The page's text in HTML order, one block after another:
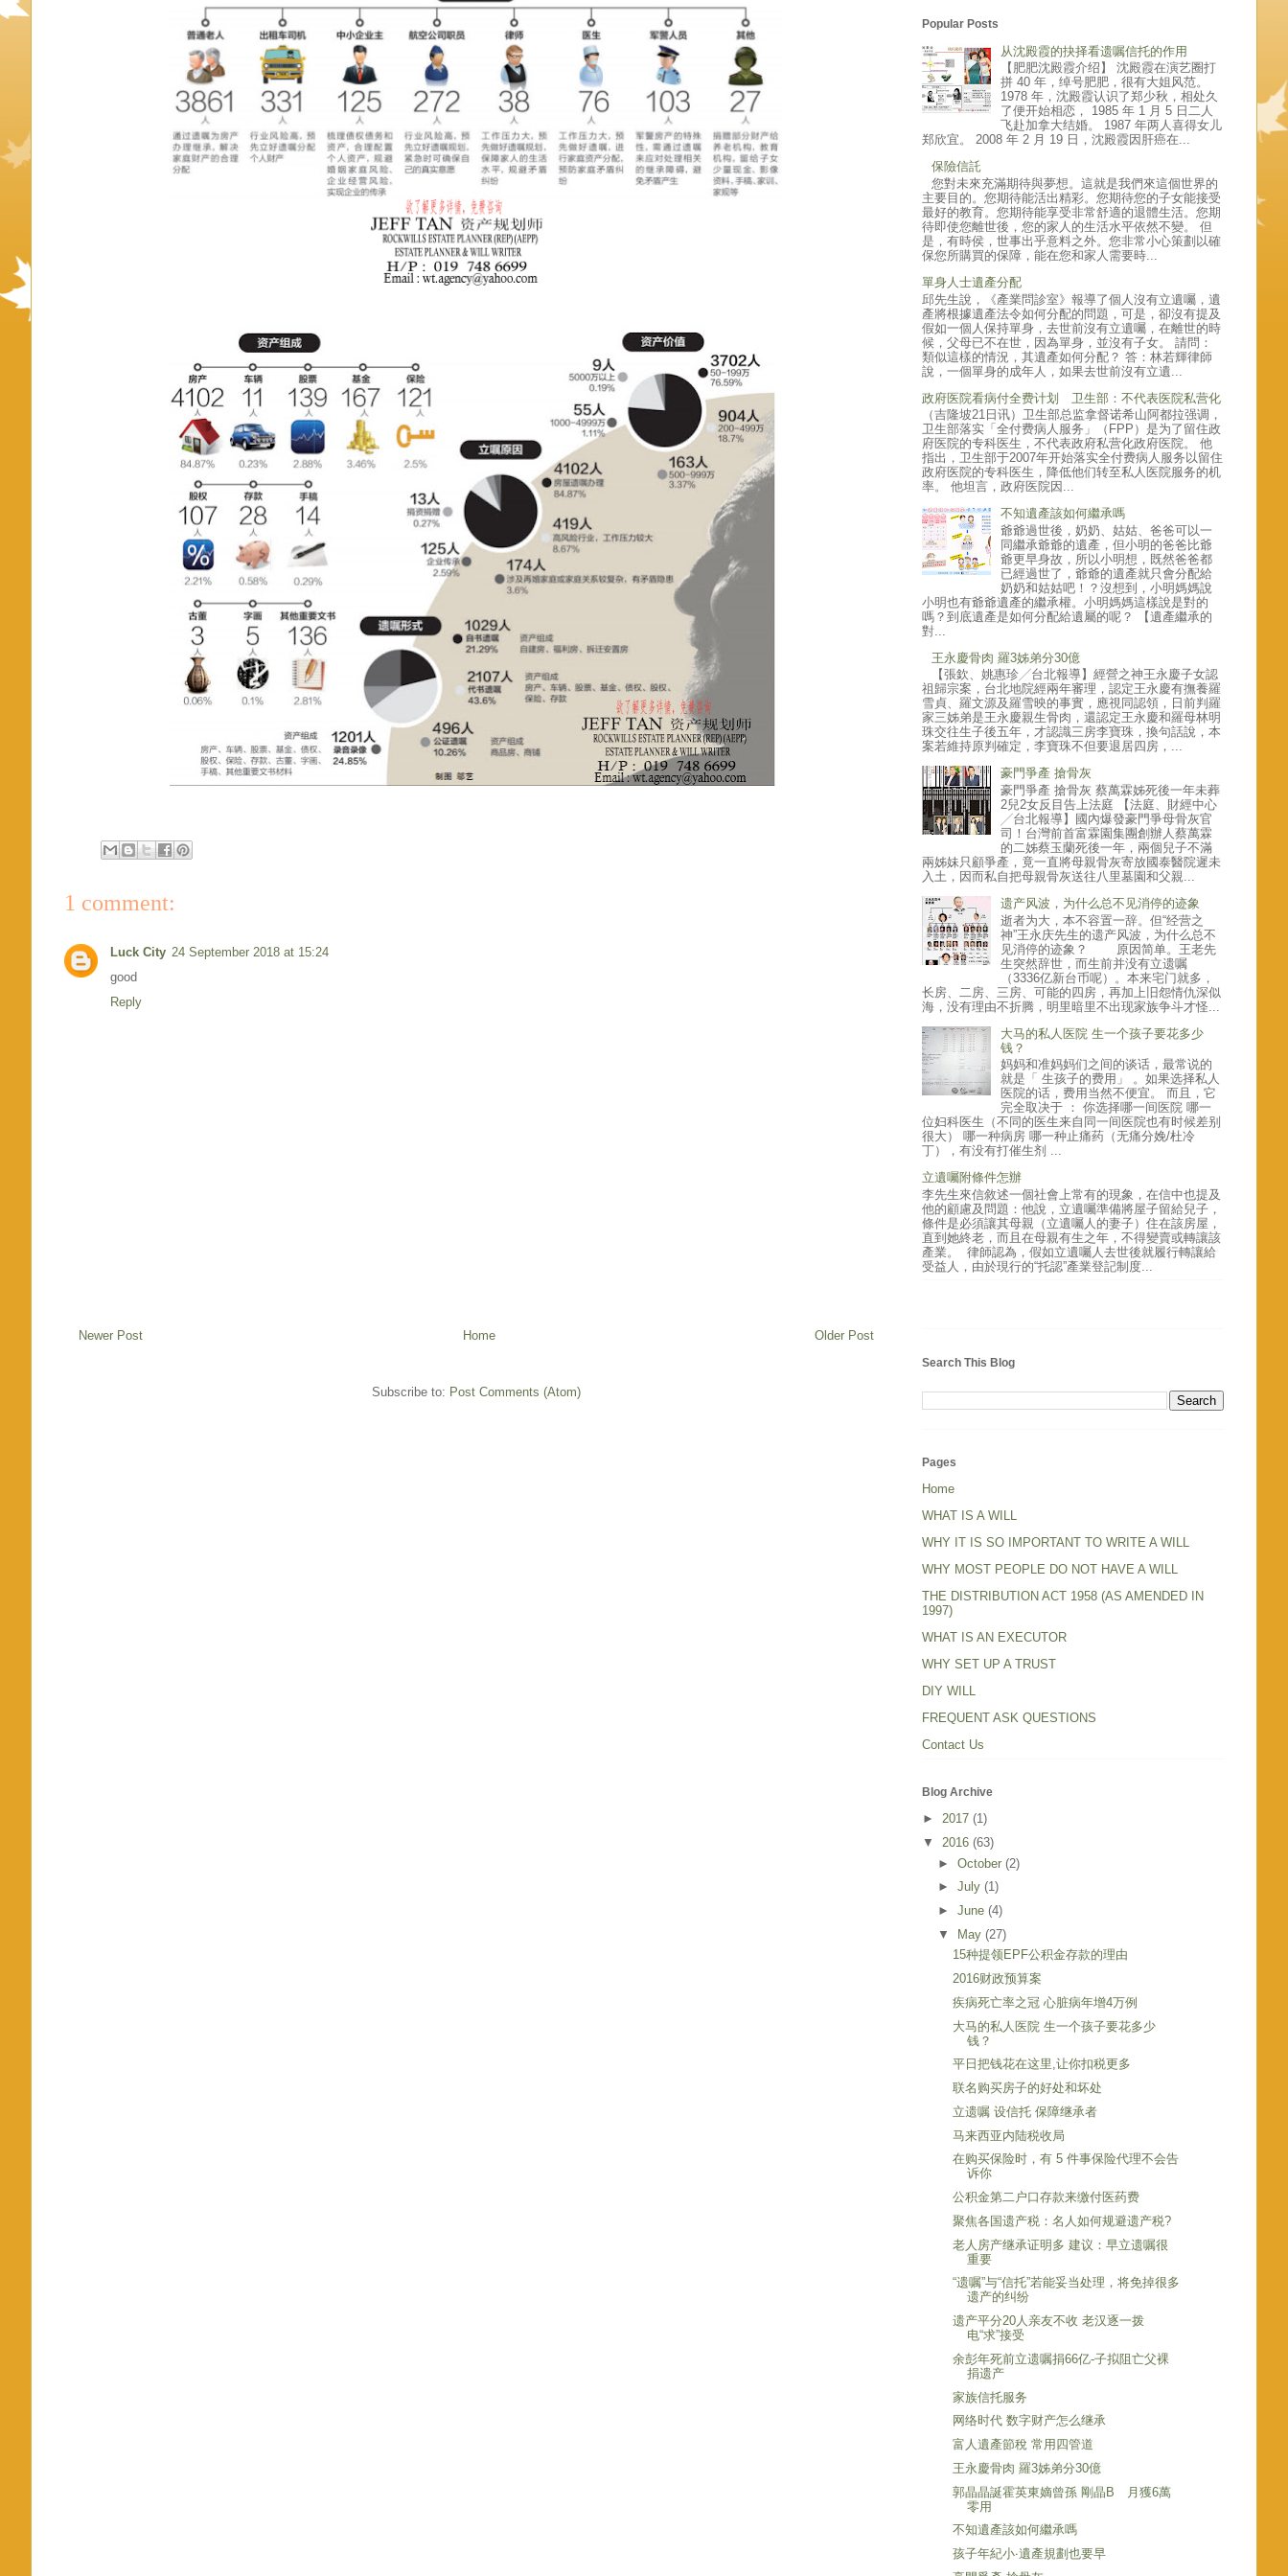
1 comment:
Luck City 24 September 2018 at 15:24
good
Reply
Newer Post Older Post
Home
Subscribe to: Post Comments (Atom)
Popular Posts
从沈殿霞的抉择看遗嘱信托的作用
【肥肥沈殿霞介绍】 沈殿霞在演艺圈打
拼 40 年，绰号肥肥，很有大姐风范。
1978 年，沈殿霞认识了郑少秋，相处久
了便开始相恋， 1985 年 1 月 5 日二人
飞赴加拿大结婚。 1987 年两人喜得女儿
郑欣宜。 2008 年 2 月 19 日，沈殿霞因肝癌在...
保險信託
您對未來充滿期待與夢想。這就是我們來這個世界的
主要目的。您期待能活出精彩。您期待您的子女能接受
最好的教育。您期待能享受非常舒適的退體生活。您期
待即使您離世後，您的家人的生活水平依然不變。 但
是，有時侯，世事出乎意料之外。您非常小心策劃以確
保您所購買的保障，能在您和家人需要時...
單身人士遺產分配
邱先生說，《產業問診室》報導了個人沒有立遺囑，遺
產將根據遺產法令如何分配的問題，可是，卻沒有提及
假如一個人保持單身，去世前沒有立遺囑，在離世的時
候，父母已不在世，因為單身，並沒有子女。 請問：
類似這樣的情況，其遺產如何分配？ 答：林若輝律師
說，一個單身的成年人，如果去世前沒有立遺...
政府医院看病付全费计划 卫生部：不代表医院私营化
（吉隆坡21日讯）卫生部总监拿督诺希山阿都拉强调，
卫生部落实「全付费病人服务」（FPP）是为了留住政
府医院的专科医生，不代表政府私营化政府医院。 他
指出，卫生部于2007年开始落实全付费病人服务以留住
政府医院的专科医生，降低他们转至私人医院服务的机
率。 他坦言，政府医院因...
不知遺產該如何繼承嗎
爺爺過世後，奶奶、姑姑、爸爸可以一
同繼承爺爺的遺產，但小明的爸爸比爺
爺更早身故，所以小明想，既然爸爸都
已經過世了，爺爺的遺產就只會分配給
奶奶和姑姑吧！？沒想到，小明媽媽說
小明也有爺爺遺產的繼承權。小明媽媽這樣說是對的
嗎？到底遺產是如何分配給遺屬的呢？ 【遺產繼承的
對...
王永慶骨肉 羅3姊弟分30億
【張欽、姚惠珍╱台北報導】經營之神王永慶子女認
祖歸宗案，台北地院經兩年審理，認定王永慶有撫養羅
雪貞、羅文源及羅雪映的事實，應視同認領，日前判羅
家三姊弟是王永慶親生骨肉，還認定王永慶和羅母林明
珠交往生子後五年，才認識三房李寶珠，換句話說，本
案若維持原判確定，李寶珠不但要退居四房，...
豪門爭產 搶骨灰
豪門爭產 搶骨灰 蔡萬霖姊死後一年未葬
2兒2女反目告上法庭 【法庭、財經中心
╱台北報導】國內爆發豪門爭母骨灰官
司！台灣前首富霖園集團創辦人蔡萬霖
的二姊蔡玉蘭死後一年，兩個兒子不滿
兩姊妹只顧爭產，竟一直將母親骨灰寄放國泰醫院遲未
入土，因而私自把母親骨灰送往八里墓園和父親...
遗产风波，为什么总不见消停的迹象
逝者为大，本不容置一辞。但“经营之
神”王永庆先生的遗产风波，为什么总不
见消停的迹象？ 原因简单。王老先
生突然辞世，而生前并没有立遗嘱
（3336亿新台币呢）。本来宅门就多，
长房、二房、三房、可能的四房，再加上旧怨情仇深似
海，没有理由不折腾，明里暗里不出现家族争斗才怪...
大马的私人医院 生一个孩子要花多少
钱？
妈妈和准妈妈们之间的谈话，最常说的
就是「 生孩子的费用」 。如果选择私人
医院的话，费用当然不便宜。 而且，它
完全取决于 ： 你选择哪一间医院 哪一
位妇科医生（不同的医生来自同一间医院也有时候差别
很大） 哪一种病房 哪一种止痛药（无痛分娩/杜冷
丁），有没有打催生剂 ...
立遺囑附條件怎辦
李先生來信敘述一個社會上常有的現象，在信中也提及
他的顧慮及問題：他說，立遺囑準備將屋子留給兒子，
條件是必須讓其母親（立遺囑人的妻子）住在該房屋，
直到她終老，而且在母親有生之年，不得變賣或轉讓該
產業。 律師認為，假如立遺囑人去世後就履行轉讓給
受益人，由於現行的“托認”產業登記制度...
Search This Blog
Pages
Home
WHAT IS A WILL
WHY IT IS SO IMPORTANT TO WRITE A WILL
WHY MOST PEOPLE DO NOT HAVE A WILL
THE DISTRIBUTION ACT 1958 (AS AMENDED IN
1997)
WHAT IS AN EXECUTOR
WHY SET UP A TRUST
DIY WILL
FREQUENT ASK QUESTIONS
Contact Us
Blog Archive
► 2017 (1)
▼ 2016 (63)
► October (2)
► July (1)
► June (4)
▼
May (27)
15种提领EPF公积金存款的理由
2016财政预算案
疾病死亡率之冠 心脏病年增4万例
大马的私人医院 生一个孩子要花多少
钱？
平日把钱花在这里,让你扣税更多
联名购买房子的好处和坏处
立遗嘱 设信托 保障继承者
马来西亚内陆税收局
在购买保险时，有 5 件事保险代理不会告
诉你
公积金第二户口存款来缴付医药费
聚焦各国遗产税：名人如何规避遗产税?
老人房产继承证明多 建议：早立遗嘱很
重要
“遗嘱”与“信托”若能妥当处理，将免掉很多
遗产的纠纷
遗产平分20人亲友不收 老汉逐一拨
电“求”接受
余彭年死前立遗嘱捐66亿-子拟阻亡父裸
捐遗产
家族信托服务
网络时代 数字财产怎么继承
富人遺產節稅 常用四管道
王永慶骨肉 羅3姊弟分30億
郭晶晶誕霍英東嫡曾孫 剛晶B 月獲6萬
零用
不知遺產該如何繼承嗎
孩子年紀小‧遺產規劃也要早